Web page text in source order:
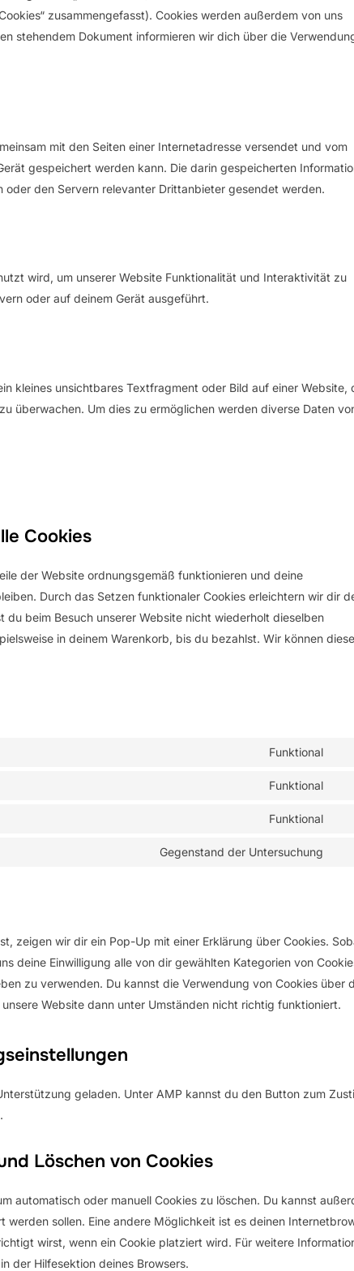
zusammengefasst). Cookies werden außerdem von uns
stehendem Dokument informieren wir dich über die
mit den Seiten einer Internetadresse versendet und vom
gespeichert werden kann. Die darin gespeicherten
oder den Servern relevanter Drittanbieter gesendet werden.
wird, um unserer Website Funktionalität und Interaktivität zu
oder auf deinem Gerät ausgeführt.
kleines unsichtbares Textfragment oder Bild auf einer Website,
überwachen. Um dies zu ermöglichen werden diverse Daten
Cookies
der Website ordnungsgemäß funktionieren und deine
Durch das Setzen funktionaler Cookies erleichtern wir dir
du beim Besuch unserer Website nicht wiederholt dieselben
in deinem Warenkorb, bis du bezahlst. Wir können diese
Funktional
Funktional
Funktional
Gegenstand der Untersuchung
zeigen wir dir ein Pop-Up mit einer Erklärung über Cookies.
deine Einwilligung alle von dir gewählten Kategorien von
zu verwenden. Du kannst die Verwendung von Cookies über
Website dann unter Umständen nicht richtig funktioniert.
geladen. Unter AMP kannst du den Button zum
Löschen von Cookies
automatisch oder manuell Cookies zu löschen. Du kannst
sollen. Eine andere Möglichkeit ist es deinen
wirst, wenn ein Cookie platziert wird. Für weitere
der Hilfesektion deines Browsers.